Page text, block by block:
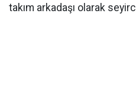
takım arkadaşı olarak